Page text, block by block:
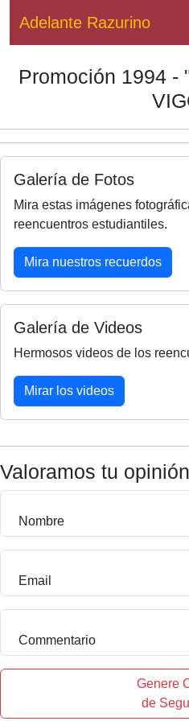
Adelante Razurino
Promoción 1994 -
Galería de Fotos
Mira estas imágenes
reencuentros estudiantiles.
Mira nuestros recuerdos
Galería de Videos
Hermosos videos de los
Mirar los videos
Valoramos tu opinión
Nombre
Email
Commentario
Genere
de